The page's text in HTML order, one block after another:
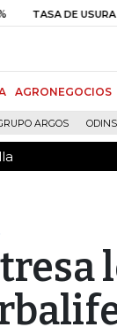
DE USURA
AGRONEGOCIOS
ARGOS